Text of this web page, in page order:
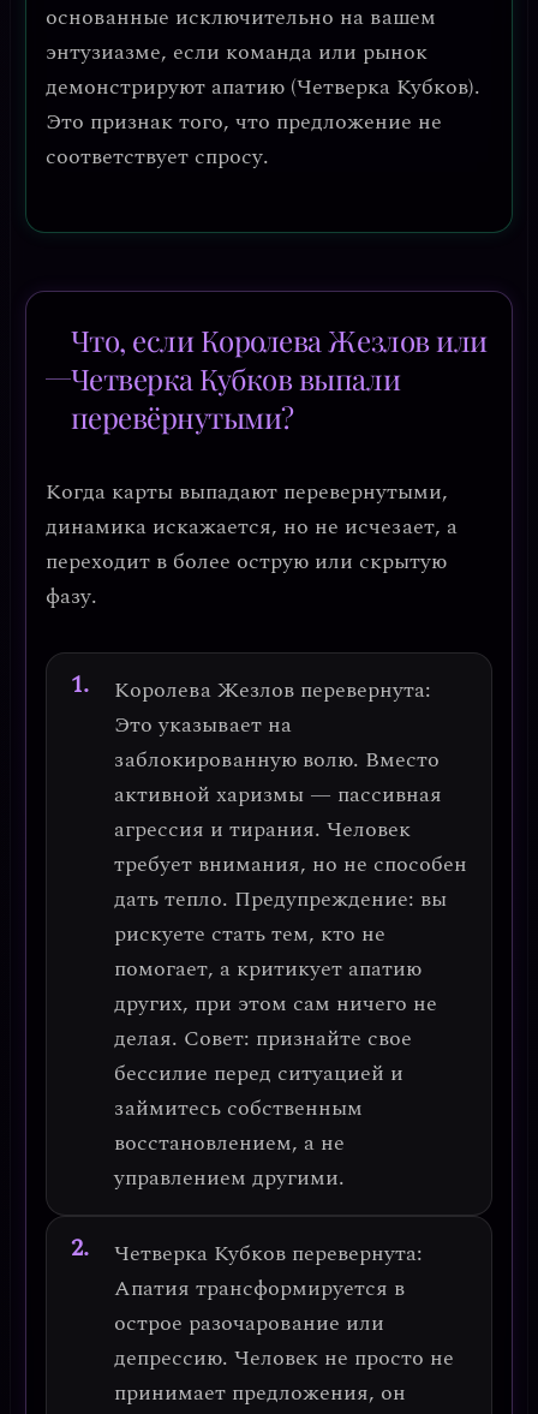
основанные исключительно на вашем
энтузиазме, если команда или рынок
демонстрируют апатию (Четверка Кубков).
Это признак того, что предложение не
соответствует спросу.
Что, если Королева Жезлов или
Четверка Кубков выпали
перевёрнутыми?
Когда карты выпадают перевернутыми,
динамика искажается, но не исчезает, а
переходит в более острую или скрытую
фазу.
Королева Жезлов перевернута:
Это указывает на
заблокированную волю. Вместо
активной харизмы — пассивная
агрессия и тирания. Человек
требует внимания, но не способен
дать тепло. Предупреждение: вы
рискуете стать тем, кто не
помогает, а критикует апатию
других, при этом сам ничего не
делая. Совет: признайте свое
бессилие перед ситуацией и
займитесь собственным
восстановлением, а не
управлением другими.
Четверка Кубков перевернута:
Апатия трансформируется в
острое разочарование или
депрессию. Человек не просто не
принимает предложения, он